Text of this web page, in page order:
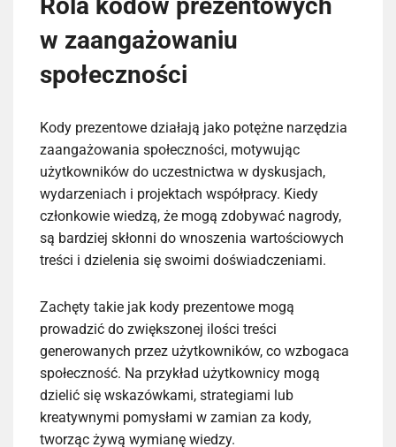
w zaangażowaniu
społeczności
Kody prezentowe działają jako potężne narzędzia
zaangażowania społeczności, motywując
użytkowników do uczestnictwa w dyskusjach,
wydarzeniach i projektach współpracy. Kiedy
członkowie wiedzą, że mogą zdobywać nagrody,
są bardziej skłonni do wnoszenia wartościowych
treści i dzielenia się swoimi doświadczeniami.
Zachęty takie jak kody prezentowe mogą
prowadzić do zwiększonej ilości treści
generowanych przez użytkowników, co wzbogaca
społeczność. Na przykład użytkownicy mogą
dzielić się wskazówkami, strategiami lub
kreatywnymi pomysłami w zamian za kody,
tworząc żywą wymianę wiedzy.